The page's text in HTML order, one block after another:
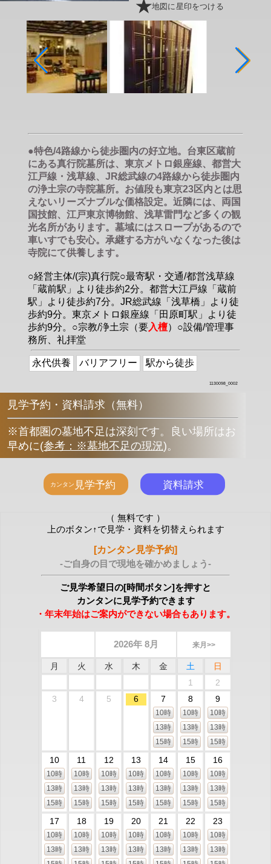
地図に星印をつける
●特色/4路線から徒歩圏内の好立地。台東区蔵前
にある真行院墓所は、東京メトロ銀座線、都営大
江戸線・浅草線、JR総武線の4路線から徒歩圏内
の浄土宗の寺院墓所。お値段も東京23区内とは思
えないリーズナブルな価格設定。近隣には、両国
国技館、江戸東京博物館、浅草雷門など多くの観
光名所があります。墓域にはスロープがあるので
車いすでも安心。承継する方がいなくなった後は
寺院にて供養します。
○経営主体/(宗)真行院○最寄駅・交通/都営浅草線
「蔵前駅」より徒歩約2分。都営大江戸線「蔵前
駅」より徒歩約7分。JR総武線「浅草橋」より徒
歩約9分。東京メトロ銀座線「田原町駅」より徒
歩約9分。○宗教/浄土宗（要入檀）○設備/管理事
務所、礼拝堂
永代供養 バリアフリー 駅から徒歩
1130098_0002
見学予約・資料請求（無料）
※首都圏の墓地不足は深刻です。良い場所はお
早めに(参考：※墓地不足の現況)。
（ 無料です ）
上のボタン↑で見学・資料を切替えられます
[カンタン見学予約]
-ご自身の目で現地を確かめましょう-
ご見学希望日の[時間ボタン]を押すと
カンタンに見学予約できます
・年末年始はご案内ができない場合もあります。
2026年 8月 来月>>
月 火 水 木 金 土
日
1
2
3
4 5 6 7
10時
13時
15時
8
10時
13時
15時
9
10時
13時
15時
10
10時
13時
15時
11
10時
13時
15時
12
10時
13時
15時
13
10時
13時
15時
14
10時
13時
15時
15
10時
13時
15時
16
10時
13時
15時
17
10時
13時
18
10時
13時
19
10時
13時
20
10時
13時
21
10時
13時
22
10時
13時
23
10時
13時